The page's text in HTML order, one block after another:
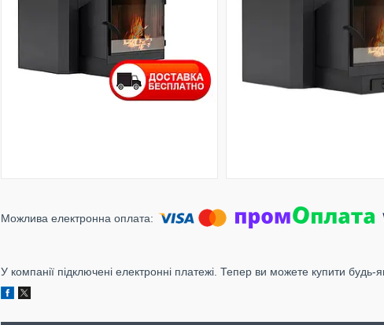
У компанії підключені електронні платежі. Тепер ви можете купити